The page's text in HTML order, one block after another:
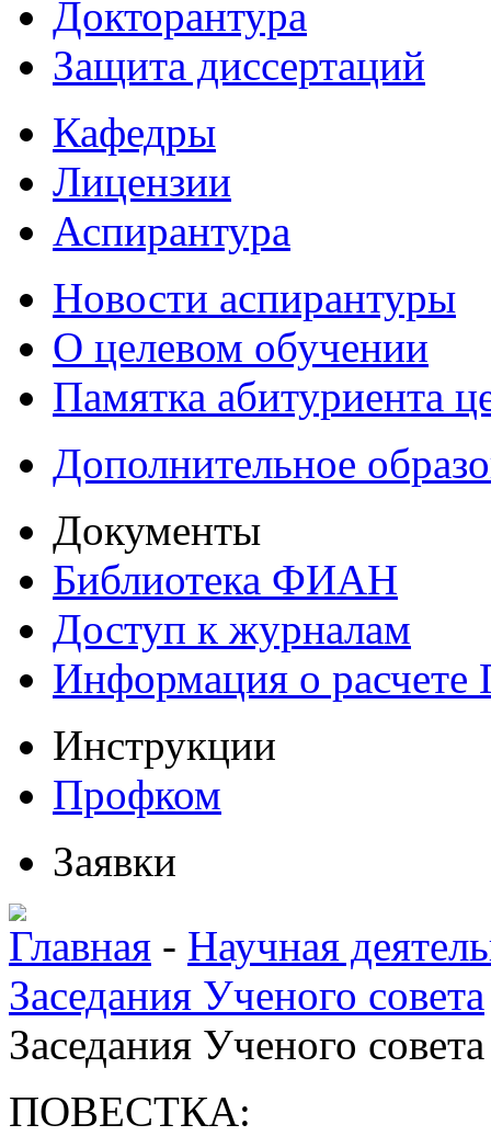
Докторантура
Защита диссертаций
Кафедры
Лицензии
Аспирантура
Новости аспирантуры
О целевом обучении
Памятка абитуриента
Дополнительное
Документы
Библиотека ФИАН
Доступ к журналам
Информация о
Инструкции
Профком
Заявки
Главная - Научная
Заседания Ученого совета
Заседания Ученого
ПОВЕСТКА: